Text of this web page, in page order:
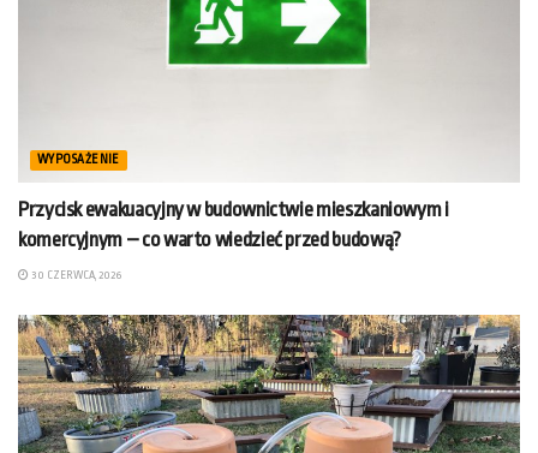
WYPOSAŻENIE
Przycisk ewakuacyjny w budownictwie mieszkaniowym i
komercyjnym – co warto wiedzieć przed budową?
30 CZERWCA, 2026